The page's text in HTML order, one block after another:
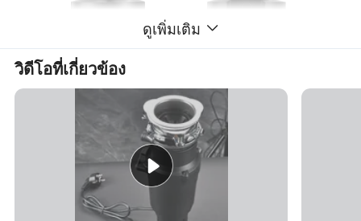
JD3990-B5 JD560-B5
ดูเพิ่มเติม
วิดีโอที่เกี่ยวข้อง